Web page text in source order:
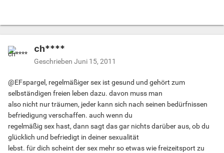
ch****
Geschrieben Juni 15, 2011
@EFspargel, regelmäßiger sex ist gesund und gehört zum
selbständigen freien leben dazu. davon muss man
also nicht nur träumen, jeder kann sich nach seinen bedürfnissen
befriedigung verschaffen. auch wenn du
regelmäßig sex hast, dann sagt das gar nichts darüber aus, ob du
glücklich und befriedigt in deiner sexualität
lebst. für dich scheint der sex mehr so etwas wie freizeitsport zu